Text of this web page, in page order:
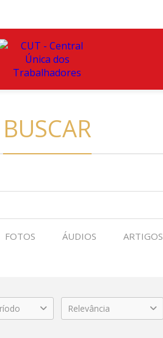
BUSCAR
FOTOS ÁUDIOS ARTIGOS
Relevância